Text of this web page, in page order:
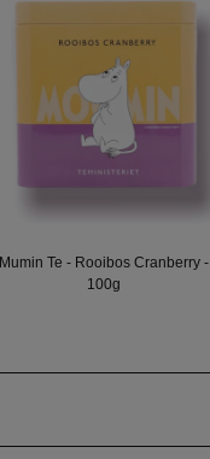
Mumin Te - Rooibos Cranberry -
100g